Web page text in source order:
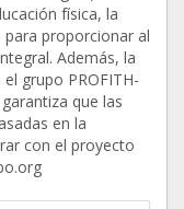
física, la
proporcionar al
Además, la
grupo PROFITH-
que las
en la
con el proyecto